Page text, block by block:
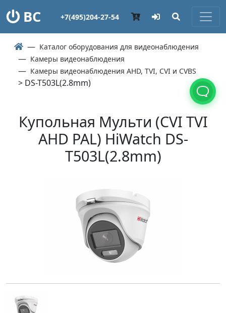
ВС +7(495)204-27-54
Каталог оборудования для видеонаблюдения
Камеры видеонаблюдения
Камеры видеонаблюдения AHD, TVI, CVI и CVBS
> DS-T503L(2.8mm)
Купольная Мульти (СVI TVI
AHD PAL) HiWatch DS-
T503L(2.8mm)